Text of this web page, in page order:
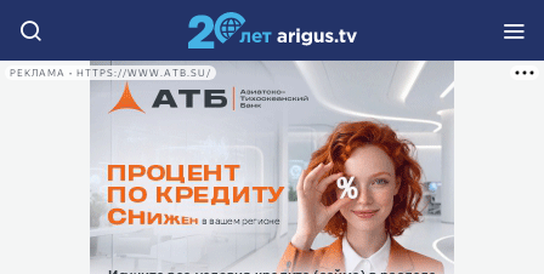
РЕКЛАМА • HTTPS://WWW.ATB.SU/